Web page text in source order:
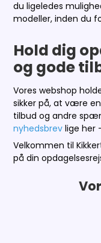
du ligeledes
modeller, inden du
Hold dig
og gode
Vores webshop
sikker på, at være
tilbud og andre
nyhedsbrev lige her
Velkommen til
på din